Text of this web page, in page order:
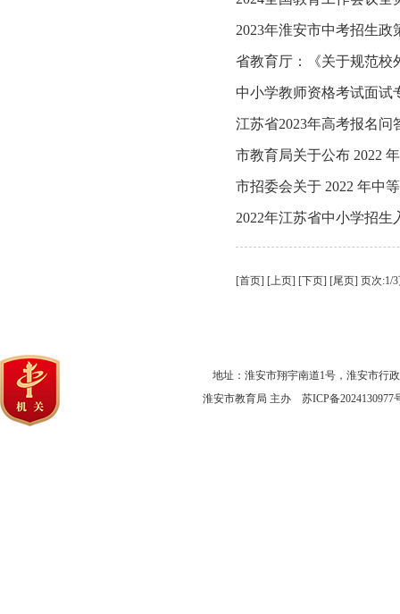
2023年淮安市中考招生政
省教育厅：《关于规范校
中小学教师资格考试面试
江苏省2023年高考报名问
市教育局关于公布 2022
市招委会关于 2022 年中
2022年江苏省中小学招生
[首页] [上页] [下页] [尾页] 页次:1/
地址：淮安市翔宇南道1号，淮安市行
淮安市教育局 主办 苏ICP备2024130977